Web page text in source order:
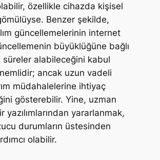
özellikle cihazda kişisel
Benzer şekilde,
güncellemelerinin internet
büyüklüğüne bağlı
süreler alabileceğini kabul
ancak uzun vadeli
müdahalelerine ihtiyaç
gösterebilir. Yine, uzman
yazılımlarından yararlanmak,
durumların üstesinden
olabilir.